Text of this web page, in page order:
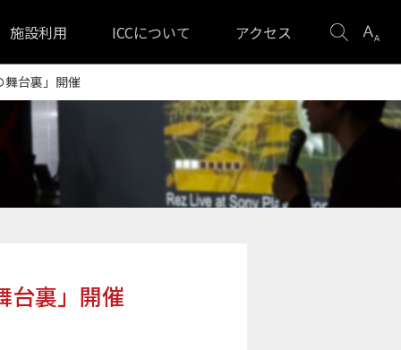
施設利用 ICCについて アクセス
検
表
設
台裏」開催
台裏」開催